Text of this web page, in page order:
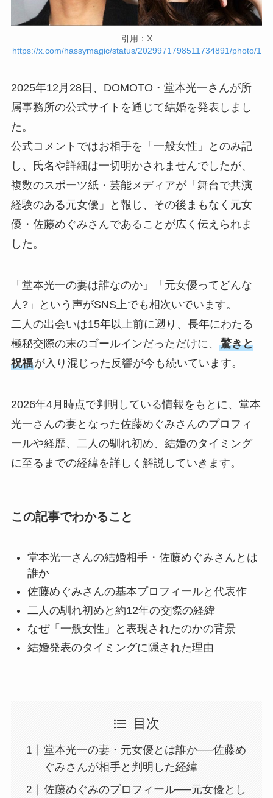
引用：X
https://x.com/hassymagic/status/2029971798511734891/photo/1
2025年12月28日、DOMOTO・堂本光一さんが所
属事務所の公式サイトを通じて結婚を発表しまし
た。
公式コメントではお相手を「一般女性」とのみ記
し、氏名や詳細は一切明かされませんでしたが、
複数のスポーツ紙・芸能メディアが「舞台で共演
経験のある元女優」と報じ、その後まもなく元女
優・佐藤めぐみさんであることが広く伝えられま
した。
「堂本光一の妻は誰なのか」「元女優ってどんな
人?」という声がSNS上でも相次いでいます。
二人の出会いは15年以上前に遡り、長年にわたる
極秘交際の末のゴールインだっただけに、 驚きと
祝福が入り混じった反響が今も続いています。
2026年4月時点で判明している情報をもとに、堂本
光一さんの妻となった佐藤めぐみさんのプロフィ
ールや経歴、二人の馴れ初め、結婚のタイミング
に至るまでの経緯を詳しく解説していきます。
この記事でわかること
堂本光一さんの結婚相手・佐藤めぐみさんとは
誰か
佐藤めぐみさんの基本プロフィールと代表作
二人の馴れ初めと約12年の交際の経緯
なぜ「一般女性」と表現されたのかの背景
結婚発表のタイミングに隠された理由
目次
堂本光一の妻・元女優とは誰か──佐藤め
ぐみさんが相手と判明した経緯
佐藤めぐみのプロフィール──元女優とし